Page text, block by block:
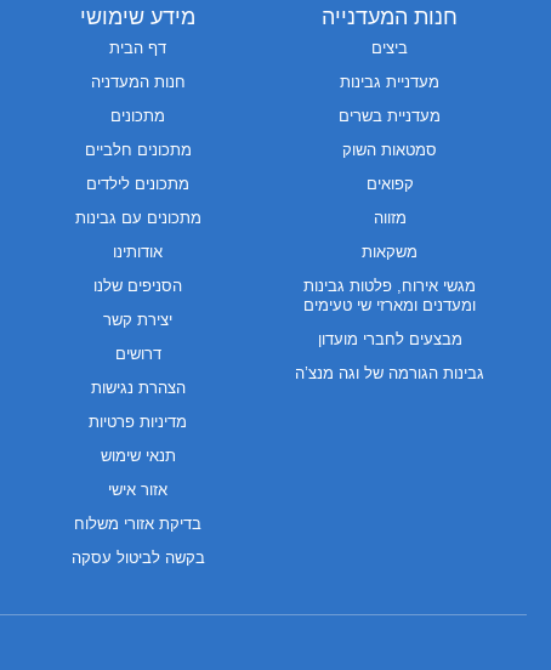
חנות המעדנייה
ביצים
מעדניית גבינות
מעדניית בשרים
סמטאות השוק
קפואים
מזווה
משקאות
מגשי אירוח, פלטות גבינות
ומעדנים ומארזי שי טעימים
מבצעים לחברי מועדון
גבינות הגורמה של וגה מנצ’ה
מידע שימושי
דף הבית
חנות המעדניה
מתכונים
מתכונים חלביים
מתכונים לילדים
מתכונים עם גבינות
אודותינו
הסניפים שלנו
יצירת קשר
דרושים
הצהרת נגישות
מדיניות פרטיות
תנאי שימוש
אזור אישי
בדיקת אזורי משלוח
בקשה לביטול עסקה